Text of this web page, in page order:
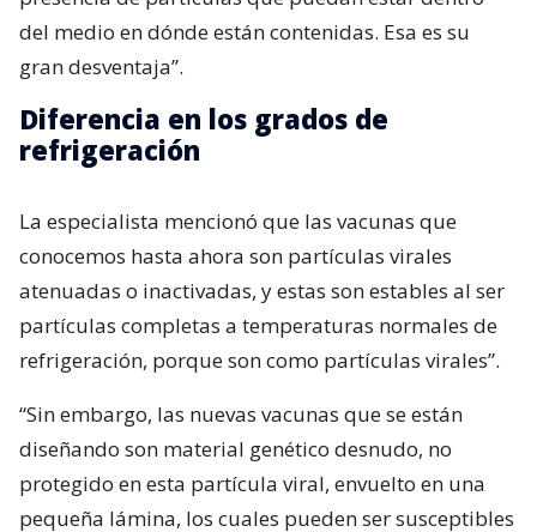
del medio en dónde están contenidas. Esa es su
gran desventaja”.
Diferencia en los grados de
refrigeración
La especialista mencionó que las vacunas que
conocemos hasta ahora son partículas virales
atenuadas o inactivadas, y estas son estables al ser
partículas completas a temperaturas normales de
refrigeración, porque son como partículas virales”.
“Sin embargo, las nuevas vacunas que se están
diseñando son material genético desnudo, no
protegido en esta partícula viral, envuelto en una
pequeña lámina, los cuales pueden ser susceptibles